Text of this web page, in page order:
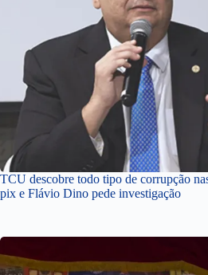
TCU descobre todo tipo de corrupção
pix e Flávio Dino pede investigação